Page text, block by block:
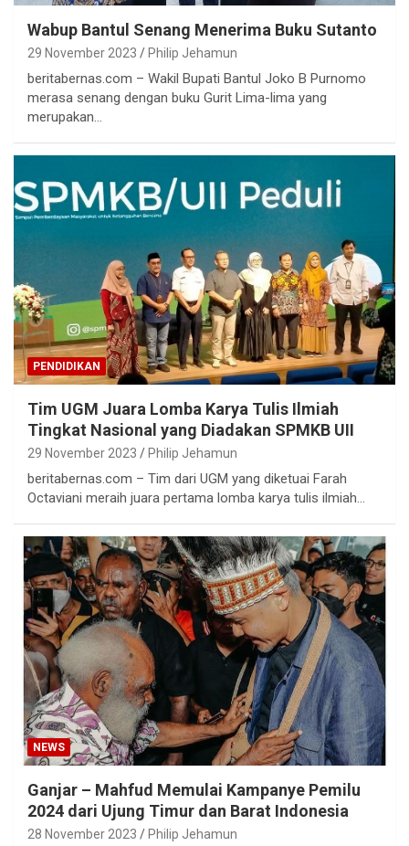
Wabup Bantul Senang Menerima Buku Sutanto
29 November 2023 Philip Jehamun
beritabernas.com – Wakil Bupati Bantul Joko B Purnomo
merasa senang dengan buku Gurit Lima-lima yang
merupakan…
PENDIDIKAN
Tim UGM Juara Lomba Karya Tulis Ilmiah
Tingkat Nasional yang Diadakan SPMKB UII
29 November 2023 Philip Jehamun
beritabernas.com – Tim dari UGM yang diketuai Farah
Octaviani meraih juara pertama lomba karya tulis ilmiah…
NEWS
Ganjar – Mahfud Memulai Kampanye Pemilu
2024 dari Ujung Timur dan Barat Indonesia
28 November 2023 Philip Jehamun